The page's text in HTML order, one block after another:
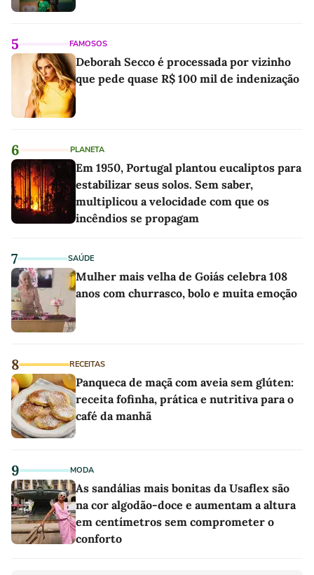
5 FAMOSOS
Deborah Secco é processada por vizinho
que pede quase R$ 100 mil de indenização
6 PLANETA
Em 1950, Portugal plantou eucaliptos para
estabilizar seus solos. Sem saber,
multiplicou a velocidade com que os
incêndios se propagam
7 SAÚDE
Mulher mais velha de Goiás celebra 108
anos com churrasco, bolo e muita emoção
8 RECEITAS
Panqueca de maçã com aveia sem glúten:
receita fofinha, prática e nutritiva para o
café da manhã
9 MODA
As sandálias mais bonitas da Usaflex são
na cor algodão-doce e aumentam a altura
em centímetros sem comprometer o
conforto